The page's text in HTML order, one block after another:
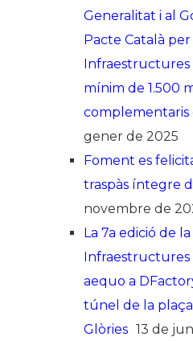
Generalitat i al
Pacte Català per
mínim de 1.500
complementaris
gener de 2025
Foment es
traspàs íntegre
novembre de
La 7a edició de
Infraestructures
aequo a
túnel de la
Glòries 13 de